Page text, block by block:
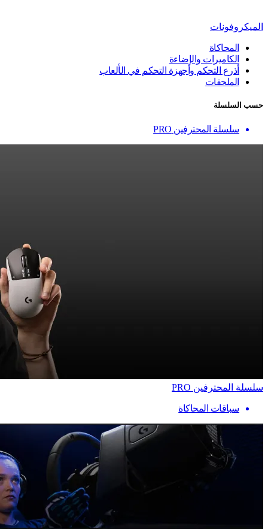
الميكروفونات
المحاكاة
الكاميرات والإضاءة
أذرع التحكم وأجهزة التحكم في الألعاب
الملحقات
حسب السلسلة
سلسلة المحترفين PRO
سلسلة المحترفين PRO
سباقات المحاكاة